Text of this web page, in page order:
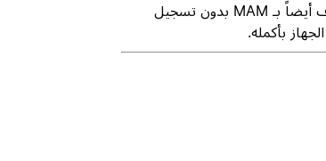
تدعم Notion سياسات حماية التطبيقات في Intune (تُعرف أيضاً بـ MAM بدون تسجيل